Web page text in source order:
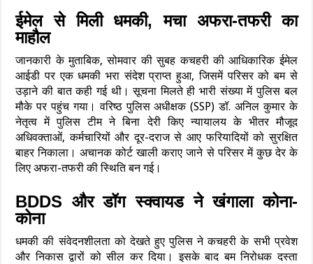
ईमेल से मिली धमकी, मचा अफरा-तफरी का
माहौल
जानकारी के मुताबिक, सोमवार की सुबह कचहरी की आधिकारिक ईमेल
आईडी पर एक धमकी भरा संदेश प्राप्त हुआ, जिसमें परिसर को बम से
उड़ाने की बात कही गई थी। सूचना मिलते ही भारी संख्या में पुलिस बल
मौके पर पहुंच गया। वरिष्ठ पुलिस अधीक्षक (SSP) डॉ. अनिल कुमार के
नेतृत्व में पुलिस टीम ने बिना देरी किए न्यायालय के भीतर मौजूद
अधिवक्ताओं, कर्मचारियों और दूर-दराज से आए फरियादियों को सुरक्षित
बाहर निकाला। अचानक कोर्ट खाली कराए जाने से परिसर में कुछ देर के
लिए अफरा-तफरी की स्थिति बन गई।
BDDS और डॉग स्क्वायड ने खंगाला कोना-
कोना
धमकी की संवेदनशीलता को देखते हुए पुलिस ने कचहरी के सभी प्रवेश
और निकास द्वारों को सील कर दिया। इसके बाद बम निरोधक दस्ता